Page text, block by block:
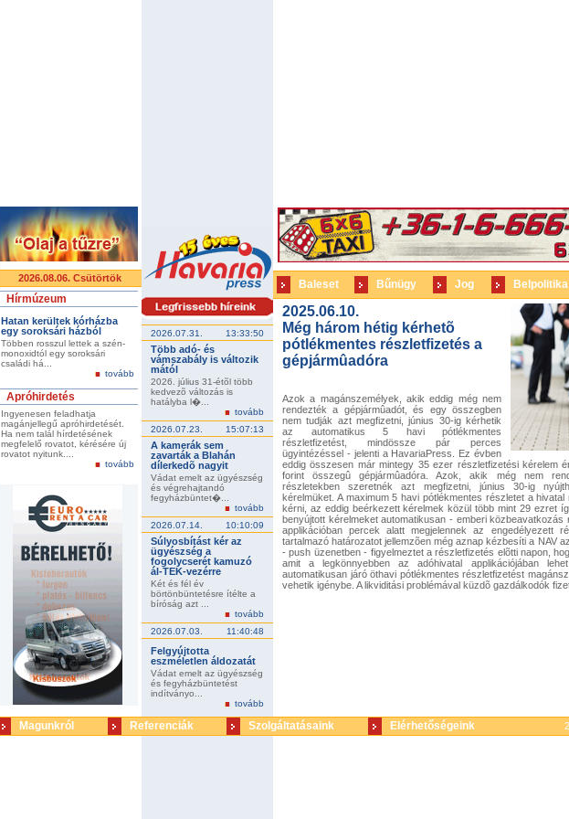
2026.08.06. Csütörtök
Hírmúzeum
Hatan kerültek kórházba
egy soroksári házból
Többen rosszul lettek a szén-
monoxidtól egy soroksári
családi há...
tovább
Apróhirdetés
Ingyenesen feladhatja
magánjellegű apróhirdetését.
Ha nem talál hírdetésének
megfelelő rovatot, kérésére új
rovatot nyitunk....
tovább
2026.07.31. 13:33:50
Több adó- és
vámszabály is változik
mától
2026. július 31-étõl több
kedvezõ változás is
hatályba l�...
tovább
2026.07.23.
15:07:13
A kamerák sem
zavarták a Blahán
dílerkedõ nagyit
Vádat emelt az ügyészség
és végrehajtandó
fegyházbüntet�...
tovább
2026.07.14.
10:10:09
Súlyosbítást kér az
ügyészség a
fogolycserét kamuzó
ál-TEK-vezérre
Két és fél év
börtönbüntetésre ítélte a
bíróság azt ...
tovább
2026.07.03.
11:40:48
Felgyújtotta
eszméletlen áldozatát
Vádat emelt az ügyészség
és fegyházbüntetést
indítványo...
tovább
Baleset Bűnügy Jog Belpolitika
2025.06.10.
Még három hétig kérhetõ
pótlékmentes részletfizetés a
gépjármûadóra
Azok a magánszemélyek, akik eddig még nem
rendezték a gépjármûadót, és egy összegben
nem tudják azt megfizetni, június 30-ig kérhetik
az automatikus 5 havi pótlékmentes
részletfizetést, mindössze pár perces
ügyintézéssel - jelenti a HavariaPress. Ez évben
eddig összesen már mintegy 35 ezer részletfizetési kérelem
forint összegû gépjármûadóra. Azok, akik még nem
részletekben szeretnék azt megfizetni, június 30-ig
kérelmüket. A maximum 5 havi pótlékmentes részletet a
kérni, az eddig beérkezett kérelmek közül több mint 29 ezret
benyújtott kérelmeket automatikusan - emberi közbeavatkozás
applikációban percek alatt megjelennek az engedélyezett
tartalmazó határozatot jellemzõen még aznap kézbesíti a NAV
- push üzenetben - figyelmeztet a részletfizetés elõtti napon,
amit a legkönnyebben az adóhivatal applikációjában
automatikusan járó öthavi pótlékmentes részletfizetést
vehetik igénybe. A likviditási problémával küzdõ gazdálkodók
Magunkról Referenciák Szolgáltatásaink Elérhetőségeink